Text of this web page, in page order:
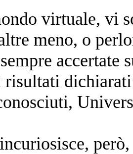
virtuale, vi
meno, o
accertate